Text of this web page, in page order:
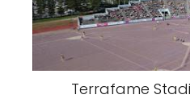
Terrafame